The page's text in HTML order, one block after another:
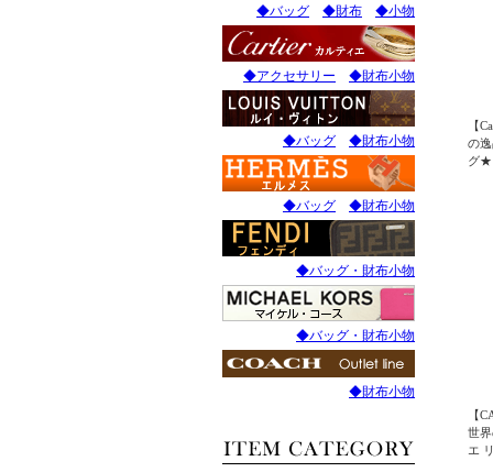
◆バッグ ◆財布 ◆小物
◆アクセサリー ◆財布小物
◆バッグ ◆財布小物
◆バッグ ◆財布小物
◆バッグ・財布小物
◆バッグ・財布小物
◆財布小物
【
の
グ★
【
世
エ